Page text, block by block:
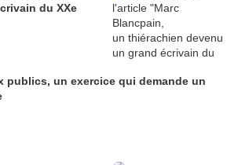
du XXe
publics, un exercice qui demande un